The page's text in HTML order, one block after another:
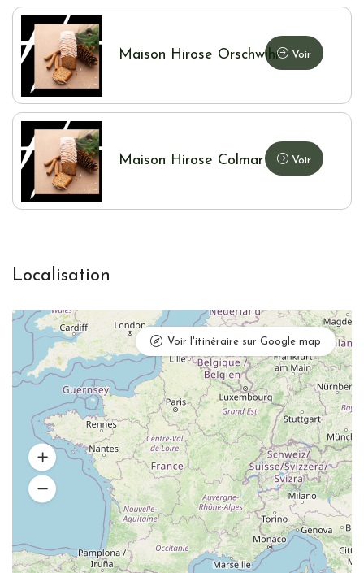
Maison Hirose Orschwihr Voir
Maison Hirose Colmar Voir
Localisation
Voir l'itinéraire sur Google map